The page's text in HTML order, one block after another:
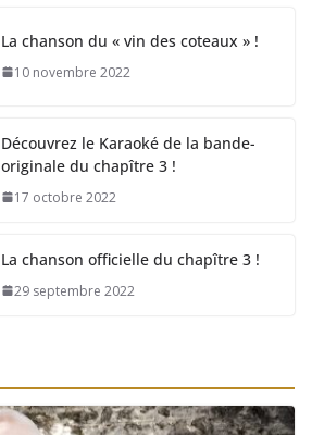
La chanson du « vin des coteaux » !
10 novembre 2022
Découvrez le Karaoké de la bande-
originale du chapître 3 !
17 octobre 2022
La chanson officielle du chapître 3 !
29 septembre 2022